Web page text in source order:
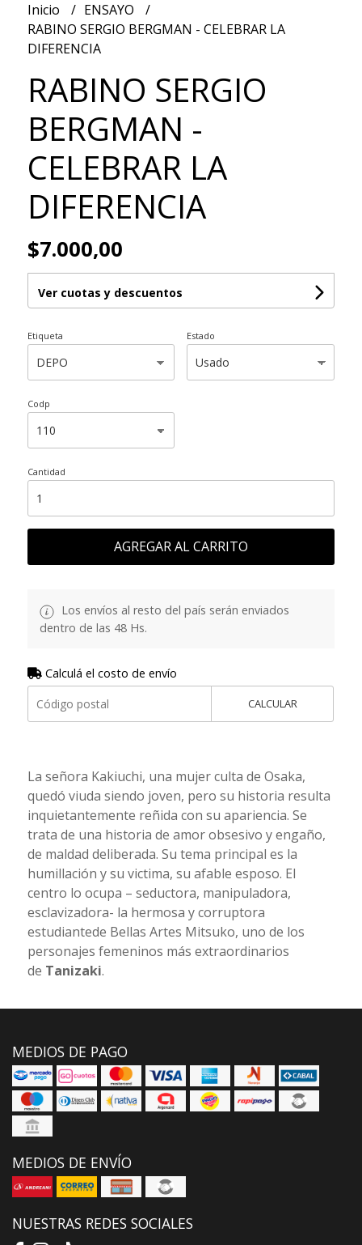
Inicio
ENSAYO
RABINO SERGIO BERGMAN - CELEBRAR LA
DIFERENCIA
RABINO SERGIO
BERGMAN -
CELEBRAR LA
DIFERENCIA
$7.000,00
Ver cuotas y descuentos
Etiqueta Estado
Codp
Cantidad
AGREGAR AL CARRITO
Los envíos al resto del país serán enviados
dentro de las 48 Hs.
Calculá el costo de envío
CALCULAR
La señora Kakiuchi, una mujer culta de Osaka,
quedó viuda siendo joven, pero su historia resulta
inquietantemente reñida con su apariencia. Se
trata de una historia de amor obsesivo y engaño,
de maldad deliberada. Su tema principal es la
humillación y su victima, su afable esposo. El
centro lo ocupa – seductora, manipuladora,
esclavizadora- la hermosa y corruptora
estudiantede Bellas Artes Mitsuko, uno de los
personajes femeninos más extraordinarios
de Tanizaki.
MEDIOS DE PAGO
MEDIOS DE ENVÍO
NUESTRAS REDES SOCIALES